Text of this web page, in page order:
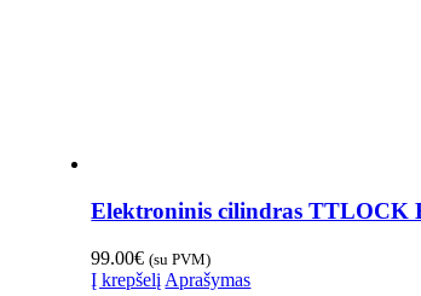
Elektroninis cilindras TTLOCK
99.00€ (su PVM)
Į krepšelį Aprašymas